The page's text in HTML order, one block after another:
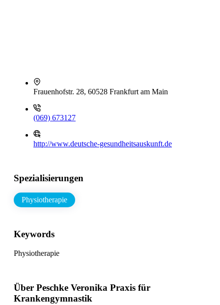
Frauenhofstr. 28, 60528 Frankfurt am Main
(069) 673127
http://www.deutsche-gesundheitsauskunft.de
Spezialisierungen
Physiotherapie
Keywords
Physiotherapie
Über Peschke Veronika Praxis für
Krankengymnastik